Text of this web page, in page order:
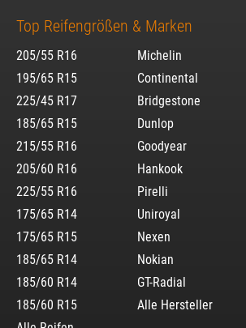
Top Reifengrößen & Marken
205/55 R16
195/65 R15
225/45 R17
185/65 R15
215/55 R16
205/60 R16
225/55 R16
175/65 R14
175/65 R15
185/65 R14
185/60 R14
185/60 R15
Michelin
Continental
Bridgestone
Dunlop
Goodyear
Hankook
Pirelli
Uniroyal
Nexen
Nokian
GT-Radial
Alle Hersteller